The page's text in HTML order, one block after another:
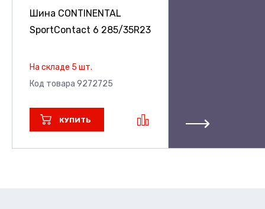
Шина CONTINENTAL
SportContact 6 285/35R23
На складе 5 шт.
Код товара 9272725
КУПИТЬ